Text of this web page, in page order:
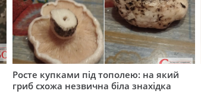
Росте купками під тополею: на який
гриб схожа незвична біла знахідка